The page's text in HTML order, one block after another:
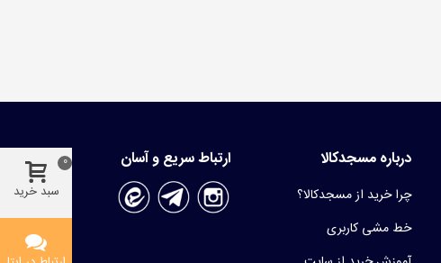
درباره مسجدکالا
چرا خرید از مسجدکالا؟
خط مشی کاربری
ارتباط سریع و آسان
سبد خرید
0